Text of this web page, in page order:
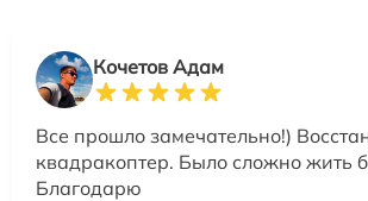
Кочетов Адам
Все прошло замечательно!)
квадракоптер. Было сложно жить
Благодарю